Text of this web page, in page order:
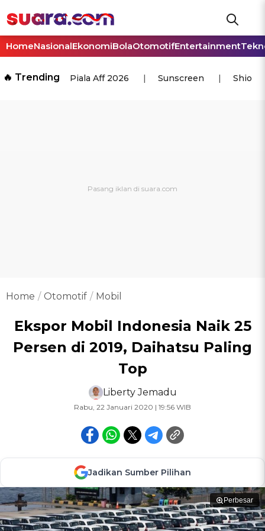
HomeNasionalEkonomiBolaOtomotifEntertainment
🔥 Trending Piala Aff 2026 Sunscreen Shio
Home Otomotif Mobil
Ekspor Mobil Indonesia Naik 25
Persen di 2019, Daihatsu Paling
Top
Liberty Jemadu
Rabu, 22 Januari 2020 | 19:56 WIB
Jadikan Sumber Pilihan
Perbesar